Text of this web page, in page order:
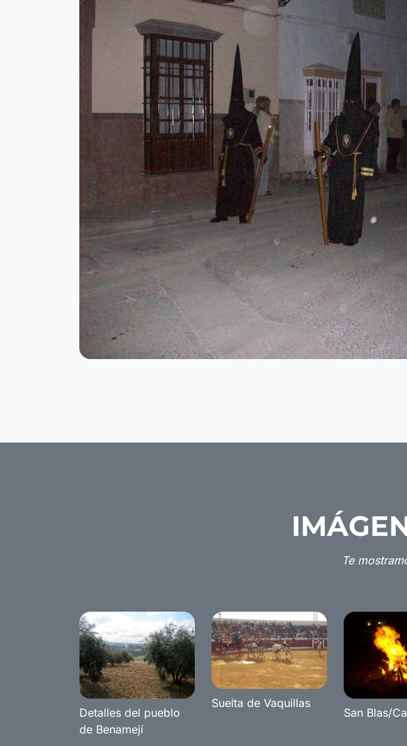
Te
Detalles del pueblo
de Benamejí
Suelta de Vaquillas
San Blas/